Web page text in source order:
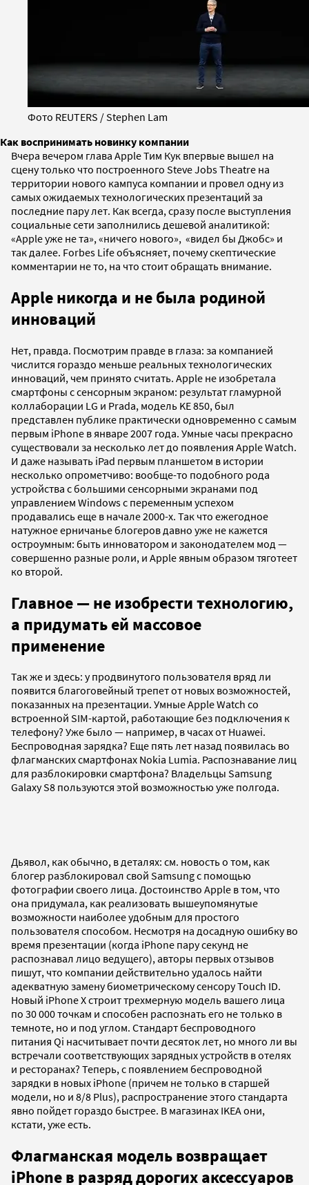
Фото REUTERS / Stephen Lam
Как воспринимать новинку компании
Вчера вечером глава Apple Тим Кук впервые вышел на
сцену только что построенного Steve Jobs Theatre на
территории нового кампуса компании и провел одну из
самых ожидаемых технологических презентаций за
последние пару лет. Как всегда, сразу после выступления
социальные сети заполнились дешевой аналитикой:
«Apple уже не та», «ничего нового», «видел бы Джобс» и
так далее. Forbes Life объясняет, почему скептические
комментарии не то, на что стоит обращать внимание.
Apple никогда и не была родиной
инноваций
Нет, правда. Посмотрим правде в глаза: за компанией
числится гораздо меньше реальных технологических
инноваций, чем принято считать. Apple не изобретала
смартфоны с сенсорным экраном: результат гламурной
коллаборации LG и Prada, модель KE 850, был
представлен публике практически одновременно с самым
первым iPhone в январе 2007 года. Умные часы прекрасно
существовали за несколько лет до появления Apple Watch.
И даже называть iPad первым планшетом в истории
несколько опрометчиво: вообще-то подобного рода
устройства с большими сенсорными экранами под
управлением Windows с переменным успехом
продавались еще в начале 2000-х. Так что ежегодное
натужное ерничанье блогеров давно уже не кажется
остроумным: быть инноватором и законодателем мод —
совершенно разные роли, и Apple явным образом тяготеет
ко второй.
Главное — не изобрести технологию,
а придумать ей массовое
применение
Так же и здесь: у продвинутого пользователя вряд ли
появится благоговейный трепет от новых возможностей,
показанных на презентации. Умные Apple Watch со
встроенной SIM-картой, работающие без подключения к
телефону? Уже было — например, в часах от Huawei.
Беспроводная зарядка? Еще пять лет назад появилась во
флагманских смартфонах Nokia Lumia. Распознавание лиц
для разблокировки смартфона? Владельцы Samsung
Galaxy S8 пользуются этой возможностью уже полгода.
Дьявол, как обычно, в деталях: см. новость о том, как
блогер разблокировал свой Samsung с помощью
фотографии своего лица. Достоинство Apple в том, что
она придумала, как реализовать вышеупомянутые
возможности наиболее удобным для простого
пользователя способом. Несмотря на досадную ошибку во
время презентации (когда iPhone пару секунд не
распознавал лицо ведущего), авторы первых отзывов
пишут, что компании действительно удалось найти
адекватную замену биометрическому сенсору Touch ID.
Новый iPhone X строит трехмерную модель вашего лица
по 30 000 точкам и способен распознать его не только в
темноте, но и под углом. Стандарт беспроводного
питания Qi насчитывает почти десяток лет, но много ли вы
встречали соответствующих зарядных устройств в отелях
и ресторанах? Теперь, с появлением беcпроводной
зарядки в новых iPhone (причем не только в старшей
модели, но и 8/8 Plus), распространение этого стандарта
явно пойдет гораздо быстрее. В магазинах IKEA они,
кстати, уже есть.
Флагманская модель возвращает
iPhone в разряд дорогих аксессуаров